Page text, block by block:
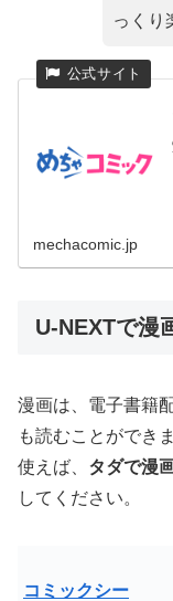
っくり
mechacomic.jp
U-NEXTで漫
漫画は、電子書籍
も読むことができ
使えば、 タダで漫
してください。
コミックシー